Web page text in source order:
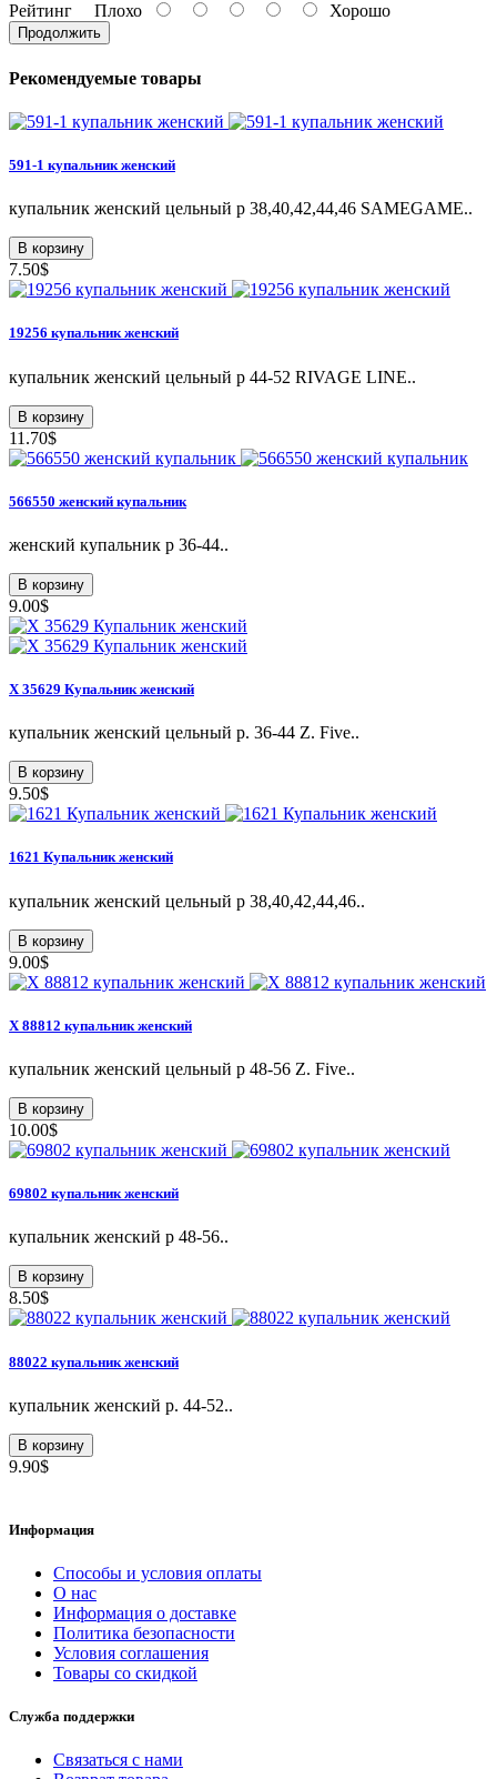
Рейтинг Плохо Хорошо
Продолжить
Рекомендуемые товары
591-1 купальник женский
купальник женский цельный р 38,40,42,44,46 SAMEGAME..
В корзину
7.50$
19256 купальник женский
купальник женский цельный p 44-52 RIVAGE LINE..
В корзину
11.70$
566550 женский купальник
женский купальник р 36-44..
В корзину
9.00$
X 35629 Купальник женский
купальник женский цельный p. 36-44 Z. Five..
В корзину
9.50$
1621 Купальник женский
купальник женский цельный р 38,40,42,44,46..
В корзину
9.00$
Х 88812 купальник женский
купальник женский цельный р 48-56 Z. Five..
В корзину
10.00$
69802 купальник женский
купальник женский p 48-56..
В корзину
8.50$
88022 купальник женский
купальник женский р. 44-52..
В корзину
9.90$
Информация
Способы и условия оплаты
О нас
Информация о доставке
Политика безопасности
Условия соглашения
Товары со скидкой
Служба поддержки
Связаться с нами